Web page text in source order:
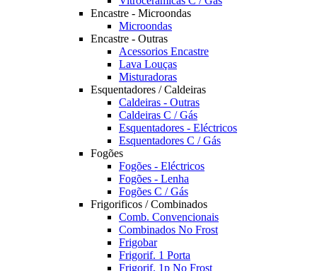
Encastre - Microondas
Microondas
Encastre - Outras
Acessorios Encastre
Lava Louças
Misturadoras
Esquentadores / Caldeiras
Caldeiras - Outras
Caldeiras C / Gás
Esquentadores - Eléctricos
Esquentadores C / Gás
Fogões
Fogões - Eléctricos
Fogões - Lenha
Fogões C / Gás
Frigorificos / Combinados
Comb. Convencionais
Combinados No Frost
Frigobar
Frigorif. 1 Porta
Frigorif. 1p No Frost